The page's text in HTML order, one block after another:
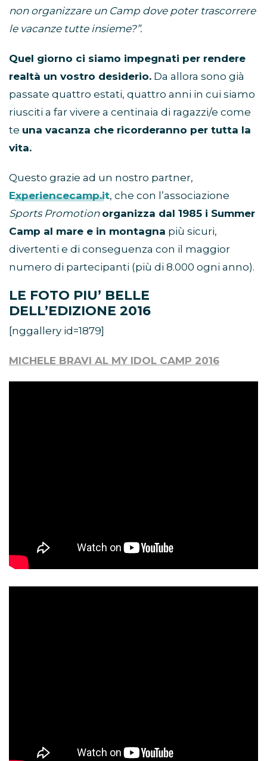
non organizzare un Camp dove poter trascorrere
le vacanze tutte insieme?”.
Quel giorno ci siamo impegnati per rendere
realtà un vostro desiderio. Da allora sono già
passate quattro estati, quattro anni in cui siamo
riusciti a far vivere a centinaia di ragazzi/e come
te una vacanza che ricorderanno per tutta la
vita.
Questo grazie ad un nostro partner,
Experiencecamp.it, che con l’associazione
Sports Promotion organizza dal 1985 i Summer
Camp al mare e in montagna più sicuri,
divertenti e di conseguenza con il maggior
numero di partecipanti (più di 8.000 ogni anno).
LE FOTO PIU’ BELLE
DELL’EDIZIONE 2016
[nggallery id=1879]
MICHELE BRAVI AL MY IDOL CAMP 2016